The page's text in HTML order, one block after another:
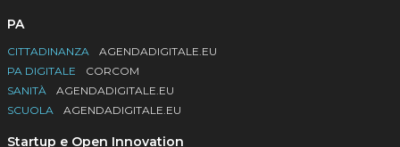
PA
CITTADINANZA
AGENDADIGITALE.EU
PA DIGITALE
CORCOM
SANITÀ
AGENDADIGITALE.EU
SCUOLA
AGENDADIGITALE.EU
Startup e Open Innovation